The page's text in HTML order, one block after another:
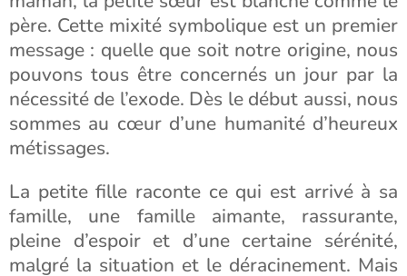
père. Cette mixité symbolique est un premier
message : quelle que soit notre origine, nous
pouvons tous être concernés un jour par la
nécessité de l’exode. Dès le début aussi, nous
sommes au cœur d’une humanité d’heureux
métissages.
La petite fille raconte ce qui est arrivé à sa
famille, une famille aimante, rassurante,
pleine d’espoir et d’une certaine sérénité,
malgré la situation et le déracinement. Mais